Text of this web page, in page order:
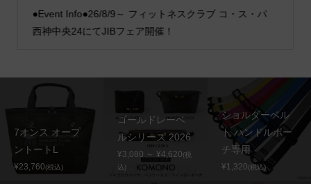
●Event Info●26/8/9～ フィットネスクラブ コ・ス・パ
西神中央24にてJIBフェア開催！
7オンス オープ
ントートL
¥23,760(税込)
ゴールドレーベ
ルシリーズ 2026
¥3,080 ～ ¥4,620(税
込)
ショルダーベル
ト ハンドルポー
チ専用
¥1,320(税込)